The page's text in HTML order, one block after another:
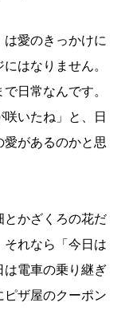
は愛のきっかけに
はなりません。
日常なんです。
咲いたね」と、日
があるのかと思
とかざくろの花だ
それなら「今日は
は電車の乗り継ぎ
ピザ屋のクーポン